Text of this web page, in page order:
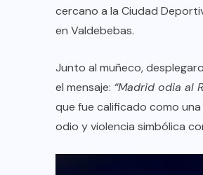
cercano a la Ciudad
en Valdebebas.
Junto al muñeco,
el mensaje: “Madrid odia al
que fue calificado como
odio y violencia simbólica